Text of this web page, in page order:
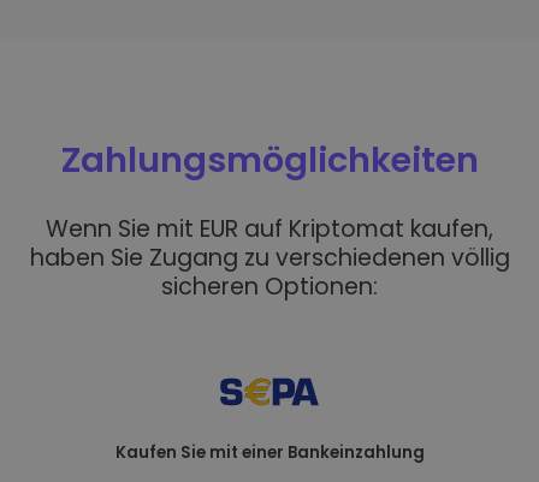
Zahlungsmöglichkeiten
Wenn Sie mit EUR auf Kriptomat kaufen,
haben Sie Zugang zu verschiedenen völlig
sicheren Optionen:
Kaufen Sie mit einer Bankeinzahlung